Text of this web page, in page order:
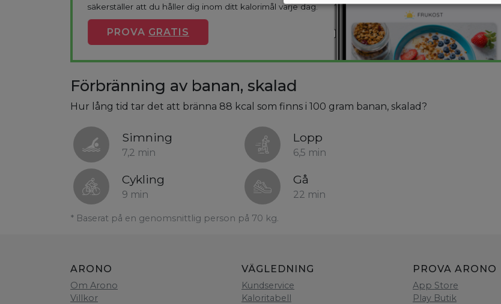
säkerställer att du håller dig inom ditt kalorimål varje dag.
PROVA GRATIS
Förbränning av banan, skalad
Hur lång tid tar det att bränna 88 kcal som finns i 100 gram banan, skalad?
Simning
7,2 min
Lopp
6,5 min
Cykling
9 min
Gå
22 min
* Baserat på en genomsnittlig person på 70 kg.
ARONO
Om Arono
Villkor
VÄGLEDNING
Kundservice
Kaloritabell
PROVA ARONO
App Store
Play Butik